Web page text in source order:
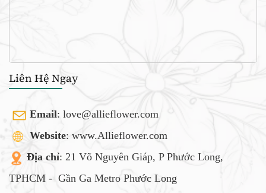
Liên Hệ Ngay
Email: love@allieflower.com
Website: www.Allieflower.com
Địa chỉ: 21 Võ Nguyên Giáp, P Phước Long,
TPHCM - Gần Ga Metro Phước Long